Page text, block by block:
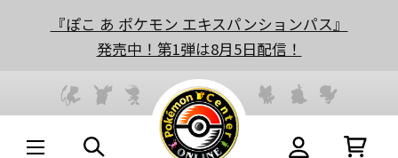
『ぽこ あ ポケモン エキスパンションパス』
発売中！第1弾は8月5日配信！